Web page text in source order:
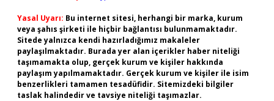
Yasal Uyarı: Bu internet sitesi, herhangi bir marka, kurum
veya şahıs şirketi ile hiçbir bağlantısı bulunmamaktadır.
Sitede yalnızca kendi hazırladığımız makaleler
paylaşılmaktadır. Burada yer alan içerikler haber niteliği
taşımamakta olup, gerçek kurum ve kişiler hakkında
paylaşım yapılmamaktadır. Gerçek kurum ve kişiler ile isim
benzerlikleri tamamen tesadüfidir. Sitemizdeki bilgiler
taslak halindedir ve tavsiye niteliği taşımazlar.